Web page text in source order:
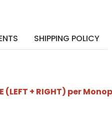
SHIPPING POLICY
(LEFT + RIGHT) per